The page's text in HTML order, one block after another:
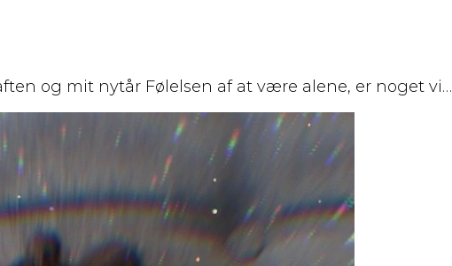
og mit nytår Følelsen af at være alene, er noget vi…